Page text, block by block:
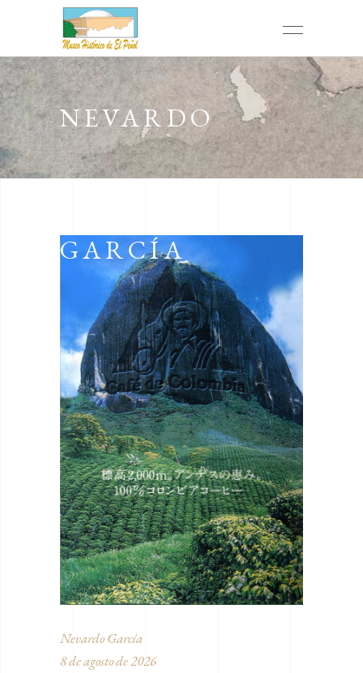
NEVARDO
GARCÍA
Nevardo García
8 de agosto de 2026